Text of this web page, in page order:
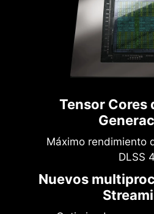
Tensor Cores
Máximo rendimiento
DLSS 4
Nuevos